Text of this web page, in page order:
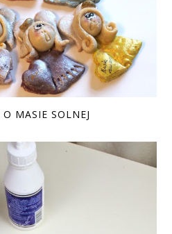
MASIE SOLNEJ